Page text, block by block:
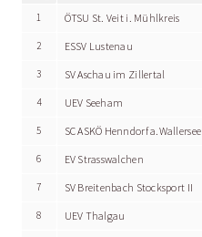
1 ÖTSU St. Veit i. Mühlkreis
2 ESSV Lustenau
3 SV Aschau im Zillertal
4 UEV Seeham
5 SC ASKÖ Henndorf a.Wallersee
6 EV Strasswalchen
7 SV Breitenbach Stocksport II
8 UEV Thalgau